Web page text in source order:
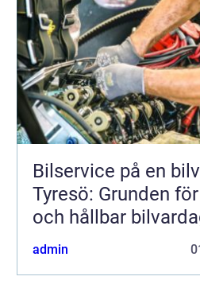
Bilservice på en
Tyresö: Grunden
och hållbar
admin